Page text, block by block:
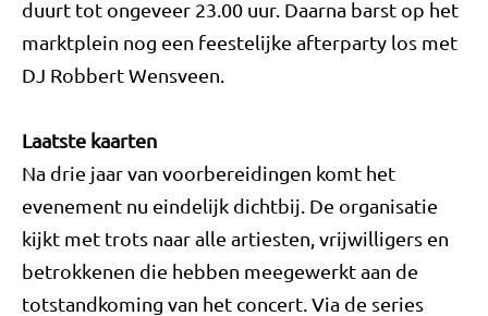
duurt tot ongeveer 23.00 uur. Daarna barst op het
marktplein nog een feestelijke afterparty los met
DJ Robbert Wensveen.
Laatste kaarten
Na drie jaar van voorbereidingen komt het
evenement nu eindelijk dichtbij. De organisatie
kijkt met trots naar alle artiesten, vrijwilligers en
betrokkenen die hebben meegewerkt aan de
totstandkoming van het concert. Via de series